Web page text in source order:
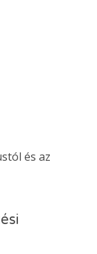
és az